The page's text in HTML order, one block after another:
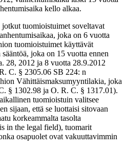
kello alkaa.
tuomioistuimet soveltavat
joka on 6 vuotta
tuomioistuimet käyttävät
joka on 15 vuotta ennen
28, 2012 ja 8 vuotta 28.9.2012
C. § 2305.06 SB 224: n
Vähittäismaksumyyntilakia, joka
§ 1302.98 ja O. R. C. § 1317.01).
tuomioistuin valitsee
sijaan, että se luottaisi sitovaan
korkeammalta tasolta
in the legal field), tuomarit
osapuolet ovat vakuuttavimmin